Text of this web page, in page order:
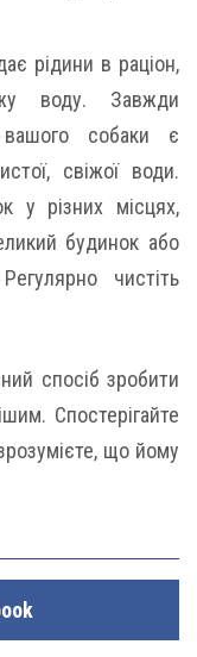
рідини в раціон,
воду. Завжди
собаки є
свіжої води.
у різних місцях,
будинок або
чистіть
спосіб зробити
Спостерігайте
що йому